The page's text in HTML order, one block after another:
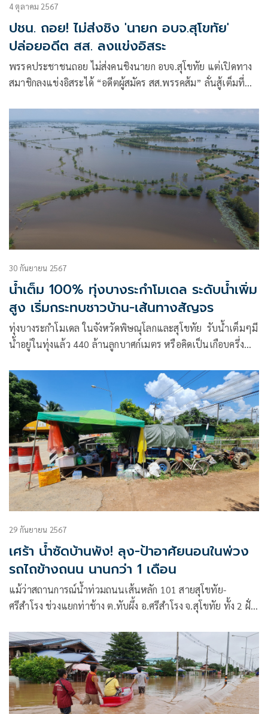
4 ตุลาคม 2567
ปชน. ถอย! ไม่ส่งชิง 'นายก อบจ.สุโขทัย'
ปล่อยอดีต สส. ลงแข่งอิสระ
พรรคประชาชนถอย ไม่ส่งคนชิงนายก อบจ.สุโขทัย แต่เปิดทาง
สมาชิกลงแข่งอิสระได้ “อดีตผู้สมัคร สส.พรรคส้ม” ลั่นสู้เต็มที่
30 กันยายน 2567
น้ำเต็ม 100% ทุ่งบางระกำโมเดล ระดับน้ำเพิ่ม
สูง เริ่มกระทบชาวบ้าน-เส้นทางสัญจร
ทุ่งบางระกำโมเดล ในจังหวัดพิษณุโลกและสุโขทัย รับน้ำเต็มๆมี
น้ำอยู่ในทุ่งแล้ว 440 ล้านลูกบาศก์เมตร หรือคิดเป็นเกือบครึ่ง
29 กันยายน 2567
เศร้า น้ำซัดบ้านพัง! ลุง-ป้าอาศัยนอนในพ่วง
รถไถข้างถนน นานกว่า 1 เดือน
แม้ว่าสถานการณ์น้ำท่วมถนนเส้นหลัก 101 สายสุโขทัย-
ศรีสำโรง ช่วงแยกท่าช้าง ต.ทับผึ้ง อ.ศรีสำโรง จ.สุโขทัย ทั้ง 2 ฝั่ง